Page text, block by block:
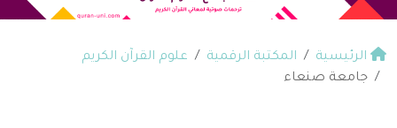
الرئيسية المكتبة الرقمية
علوم القرآن الكريم
جامعة صنعاء